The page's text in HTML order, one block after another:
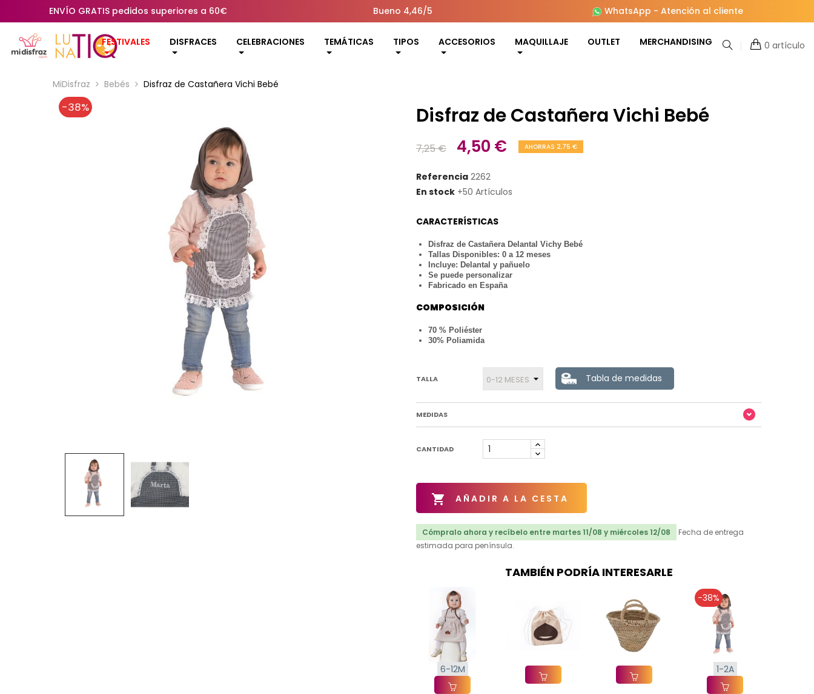
ENVÍO GRATIS pedidos superiores a 60€ Bueno 4,46/5 WhatsApp - Atención al cliente
FESTIVALES DISFRACES CELEBRACIONES TEMÁTICAS TIPOS ACCESORIOS MAQUILLAJE OUTLET MERCHANDISING 0 artículo
MiDisfraz Bebés Disfraz de Castañera Vichi Bebé
-38% Disfraz de Castañera Vichi Bebé
7,25 € 4,50 € AHORRAS 2,75 €
Referencia 2262
En stock +50 Artículos
CARACTERÍSTICAS
Disfraz de Castañera Delantal Vichy Bebé
Tallas Disponibles: 0 a 12 meses
Incluye: Delantal y pañuelo
Se puede personalizar
Fabricado en España
COMPOSICIÓN
70 % Poliéster
30% Poliamida
TALLA Tabla de medidas
MEDIDAS
CANTIDAD
 AÑADIR A LA CESTA
Cómpralo ahora y recíbelo entre martes 11/08 y miércoles 12/08
Fecha de entrega
estimada para península.
TAMBIÉN PODRÍA INTERESARLE
6-12M
-38%
1-2A